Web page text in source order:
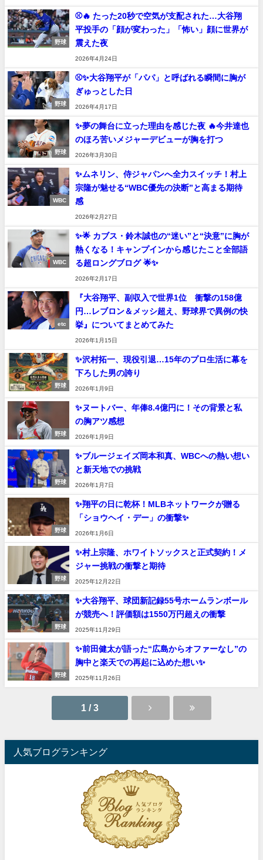
野球
⚾🔥 たった20秒で空気が支配された…大谷翔
平投手の「顔が変わった」「怖い」顔に世界が
震えた夜
2026年4月24日
野球
⚾✨大谷翔平が「パパ」と呼ばれる瞬間に胸が
ぎゅっとした日
2026年4月17日
野球
✨夢の舞台に立った理由を感じた夜 🔥今井達也
のほろ苦いメジャーデビューが胸を打つ
2026年3月30日
WBC
✨ムネリン、侍ジャパンへ全力スイッチ！村上
宗隆が魅せる“WBC優先の決断”と高まる期待
感
2026年2月27日
WBC
✨🌟 カブス・鈴木誠也の“迷い”と“決意”に胸が
熱くなる！キャンプインから感じたこと全部語
る超ロングブログ 🌟✨
2026年2月17日
etc
『大谷翔平、副収入で世界1位 衝撃の158億
円…レブロン＆メッシ超え、野球界で異例の快
挙』についてまとめてみた
2026年1月15日
野球
✨沢村拓一、現役引退…15年のプロ生活に幕を
下ろした男の誇り
2026年1月9日
野球
✨ヌートバー、年俸8.4億円に！その背景と私
の胸アツ感想
2026年1月9日
野球
✨ブルージェイズ岡本和真、WBCへの熱い想い
と新天地での挑戦
2026年1月7日
野球
✨翔平の日に乾杯！MLBネットワークが贈る
「ショウヘイ・デー」の衝撃✨
2026年1月6日
野球
✨村上宗隆、ホワイトソックスと正式契約！メ
ジャー挑戦の衝撃と期待
2025年12月22日
野球
✨大谷翔平、球団新記録55号ホームランボール
が競売へ！評価額は1550万円超えの衝撃
2025年11月29日
野球
✨前田健太が語った“広島からオファーなし”の
胸中と楽天での再起に込めた想い✨
2025年11月26日
1 / 3
人気ブログランキング